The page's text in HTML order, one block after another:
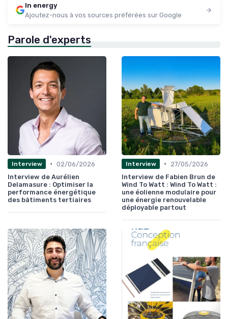
In energy
Ajoutez-nous à vos sources préférées sur Google
Parole d'experts
Interview • 02/06/2026
Interview de Aurélien
Delamasure : Optimiser la
performance énergétique
des bâtiments tertiaires
Interview •
27/05/2026
Interview de Fabien Brun de
Wind To Watt : Wind To Watt :
une éolienne modulaire pour
une énergie renouvelable
déployable partout